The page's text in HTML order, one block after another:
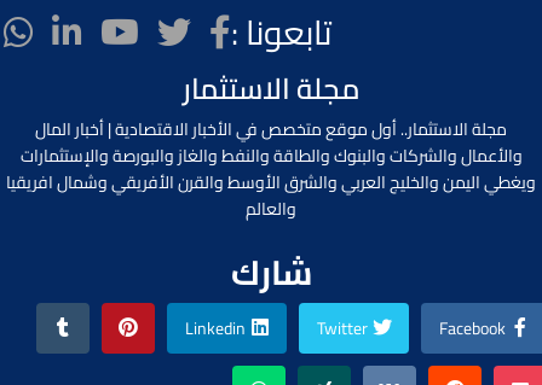
تابعونا :
مجلة الاستثمار
مجلة الاستثمار.. أول موقع متخصص في الأخبار الاقتصادية | أخبار المال
والأعمال والشركات والبنوك والطاقة والنفط والغاز والبورصة والإستثمارات
ويغطي اليمن والخليج العربي والشرق الأوسط والقرن الأفريقي وشمال افريقيا
والعالم
شارك
Facebook
Twitter
Linkedin